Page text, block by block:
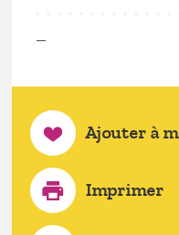
—
Ajouter à
Imprimer